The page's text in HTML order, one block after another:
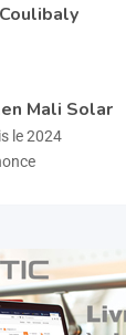
Mali Solar
le 2024